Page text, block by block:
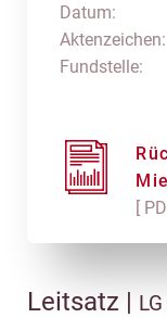
Datum:
Aktenzeichen:
Fundstelle:
[
Leitsatz |